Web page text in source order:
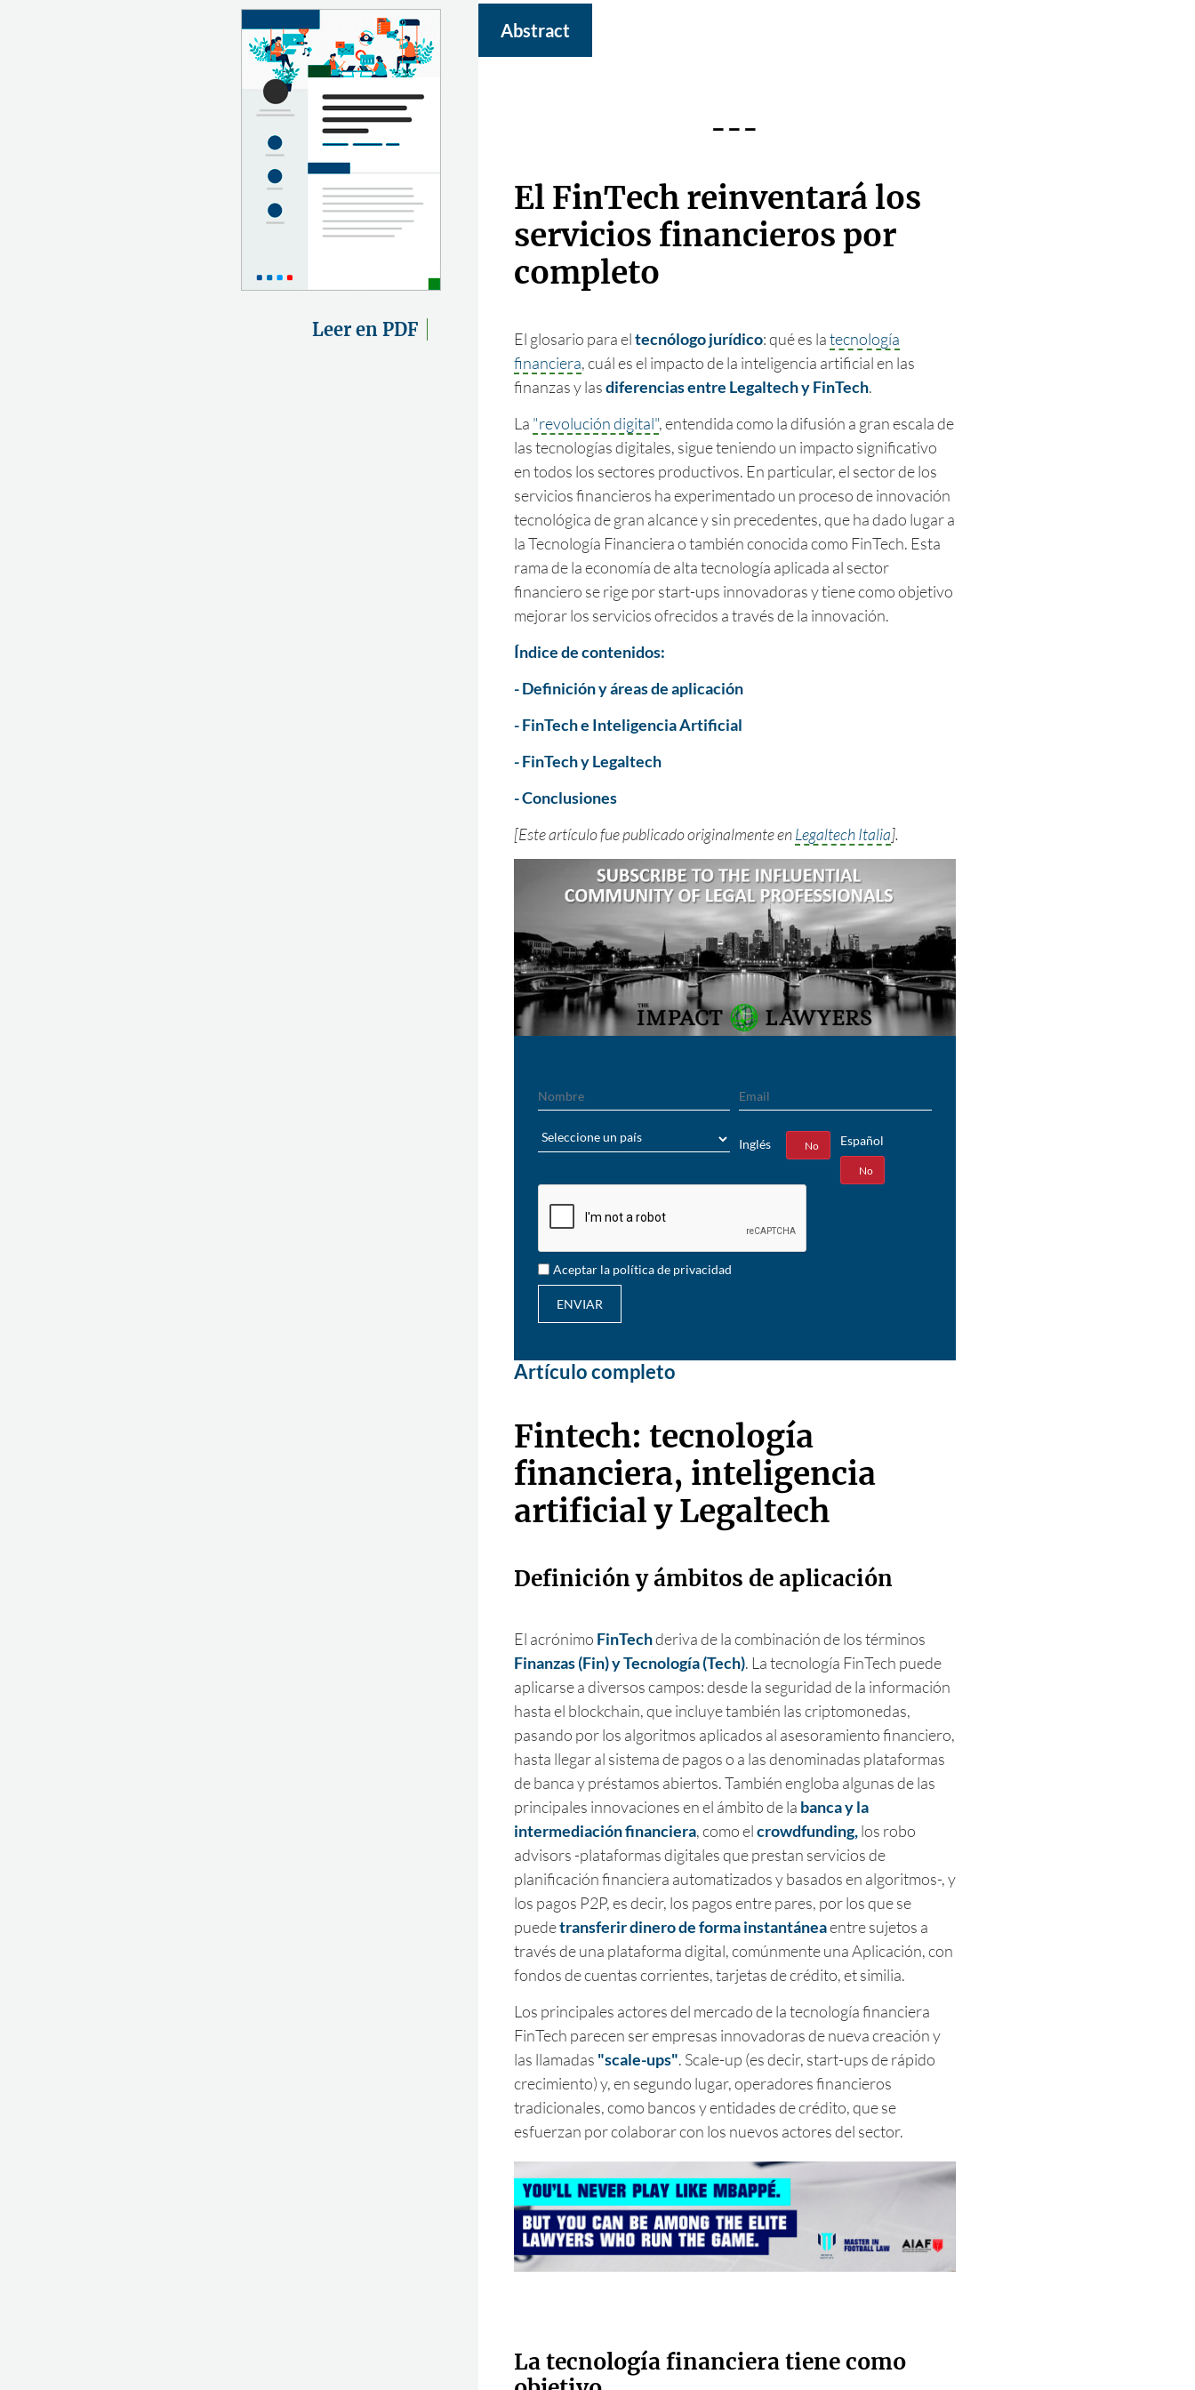
Leer en PDF
Abstract
---
El FinTech reinventará los
servicios financieros por
completo
El glosario para eltecnólogo jurídico: qué es latecnología
financiera, cuál es el impacto de la inteligencia artificial en las
finanzas y lasdiferencias entre Legaltech y FinTech.
La "revolución digital", entendida como la difusión a gran escala de
las tecnologías digitales, sigue teniendo un impacto significativo
en todos los sectores productivos. En particular, el sector de los
servicios financieros ha experimentado un proceso de innovación
tecnológica de gran alcance y sin precedentes, que ha dado lugar a
la Tecnología Financiera o también conocida como FinTech. Esta
rama de la economía de alta tecnología aplicada al sector
financiero se rige por start-ups innovadoras y tiene como objetivo
mejorar los servicios ofrecidos a través de la innovación.
Índice de contenidos:
- Definición y áreas de aplicación
- FinTech e Inteligencia Artificial
- FinTech y Legaltech
- Conclusiones
[Este artículo fue publicado originalmente enLegaltech Italia].
Inglés
Sí No Español
No
Aceptar la política de privacidad
ENVIAR
Artículo completo
Fintech: tecnología
financiera, inteligencia
artificial y Legaltech
Definición y ámbitos de aplicación
El acrónimo FinTechderiva de la combinación de los términos
Finanzas (Fin) y Tecnología (Tech). La tecnología FinTech puede
aplicarse a diversos campos: desde la seguridad de la información
hasta el blockchain, que incluye también las criptomonedas,
pasando por los algoritmos aplicados al asesoramiento financiero,
hasta llegar al sistema de pagos o a las denominadas plataformas
de banca y préstamos abiertos. También engloba algunas de las
principales innovaciones en el ámbito de la banca y la
intermediación financiera, como elcrowdfunding,los robo
advisors -plataformas digitales que prestan servicios de
planificación financiera automatizados y basados en algoritmos-, y
los pagos P2P, es decir, los pagos entre pares, por los que se
puedetransferir dinero de forma instantáneaentre sujetos a
través de una plataforma digital, comúnmente una Aplicación, con
fondos de cuentas corrientes, tarjetas de crédito, et similia.
Los principales actores del mercado de la tecnología financiera
FinTech parecen ser empresas innovadoras de nueva creación y
las llamadas "scale-ups". Scale-up (es decir, start-ups de rápido
crecimiento) y, en segundo lugar, operadores financieros
tradicionales, como bancos y entidades de crédito, que se
esfuerzan por colaborar con los nuevos actores del sector.
La tecnología financiera tiene como